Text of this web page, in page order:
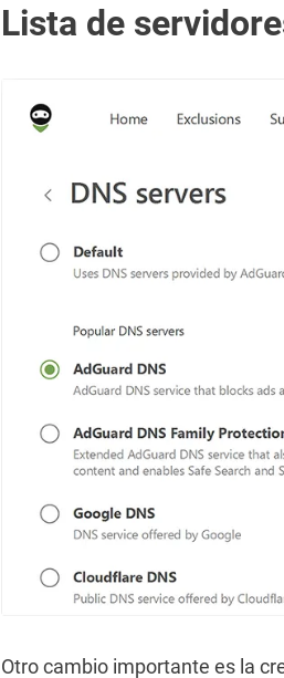
Lista de
Otro cambio importante es la